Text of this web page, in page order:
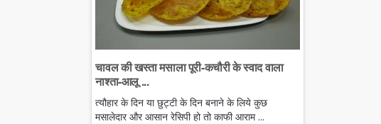
चावल की खस्ता मसाला पूरी-कचौरी के स्वाद वाला
नाश्ता-आलू ...
त्यौहार के दिन या छुट्टी के दिन बनाने के लिये कुछ
मसालेदार और आसान रेसिपी हो तो काफी आराम ...